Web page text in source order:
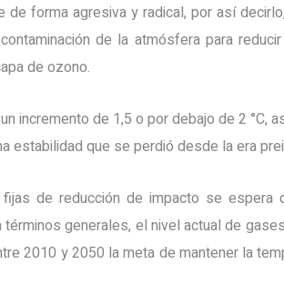
forma agresiva y radical, por así
de la atmósfera para
de ozono.
incremento de 1,5 o por debajo de 2 °C,
estabilidad que se perdió desde la era
de reducción de impacto se espera
generales, el nivel actual de
2010 y 2050 la meta de mantener la